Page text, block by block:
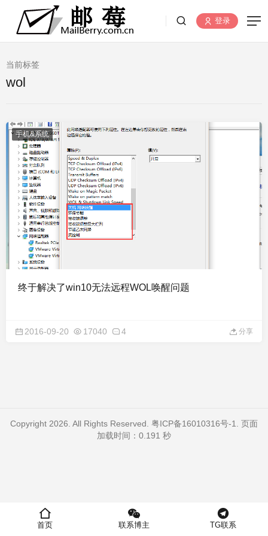
登录
当前标签
wol
手机&系统
终于解决了win10无法远程WOL唤醒问题
2016-09-20 17040 4 分享
Copyright 2026. All Rights Reserved. 粤ICP备16010316号-1
. 页面
加载时间：0.191 秒
首页 联系博主 TG联系